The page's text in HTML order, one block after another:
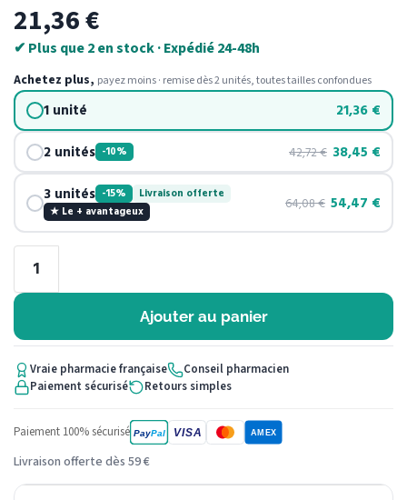
21,36€
✔ Plus que 2 en stock · Expédié 24-48h
Achetez plus, payez moins · remise dès 2 unités, toutes tailles confondues
1 unité 21,36 €
2 unités -10% 42,72€ 38,45 €
3 unités -15%
Livraison offerte
★ Le + avantageux
64,08€ 54,47 €
Ajouter au panier
Vraie pharmacie française
Conseil pharmacien
Paiement sécurisé
Retours simples
Paiement 100% sécurisé PayPal VISA AMEX
Livraison offerte dès 59 €